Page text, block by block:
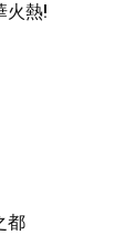
火熱!
都